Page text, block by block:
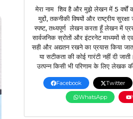
मेरा नाम शिव है और मुझे लेखन में 5 वर्षों
मुद्दों, तकनीकी विषयों और राष्ट्रीय
स्पष्ट, तथ्यपूर्ण लेखन करता हूँ लेखन में
सार्वजनिक स्रोतों और इंटरनेट माध्यमों से
सही और अद्यतन रखने का प्रयास किया
या सटीकता की कोई गारंटी नहीं दी
उत्पन्न किसी भी परिणाम के लिए लेखक की
Facebook Twitter
WhatsApp